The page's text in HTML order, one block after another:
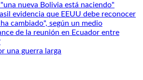
nueva Bolivia está naciendo"
evidencia que EEUU debe reconocer
cambiado", según un medio
de la reunión en Ecuador entre
una guerra larga